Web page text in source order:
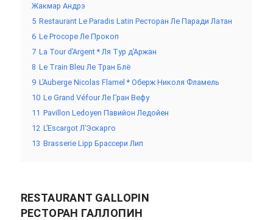
Жакмар Андрэ
5 Restaurant Le Paradis Latin Ресторан Ле Паради Латан
6 Le Procope Ле Прокоп
7 La Tour d’Argent * Ля Тур д’Аржан
8 Le Train Bleu Ле Тран Блё
9 L’Auberge Nicolas Flamel * Оберж Николя Фламель
10 Le Grand Véfour Ле Гран Вефу
11 Pavillon Ledoyen Павийон Ледойен
12 L’Escargot Л’Эскарго
13 Brasserie Lipp Брассери Лип
RESTAURANT GALLOPIN
РЕСТОРАН ГАЛЛОПИН